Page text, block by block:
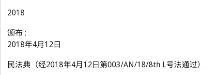
2018
颁布 :
2018年4月12日
民法典（经2018年4月12日第003/AN/18/8th L号法通过）